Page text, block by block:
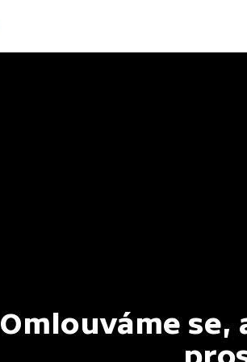
Omlouváme se,